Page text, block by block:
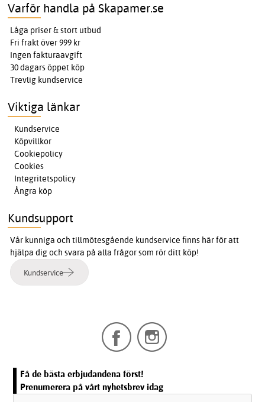
Varför handla på Skapamer.se
Låga priser & stort utbud
Fri frakt över 999 kr
Ingen fakturaavgift
30 dagars öppet köp
Trevlig kundservice
Viktiga länkar
Kundservice
Köpvillkor
Cookiepolicy
Cookies
Integritetspolicy
Ångra köp
Kundsupport
Vår kunniga och tillmötesgående kundservice finns här för att
hjälpa dig och svara på alla frågor som rör ditt köp!
Kundservice
Få de bästa erbjudandena först!
Prenumerera på vårt nyhetsbrev idag